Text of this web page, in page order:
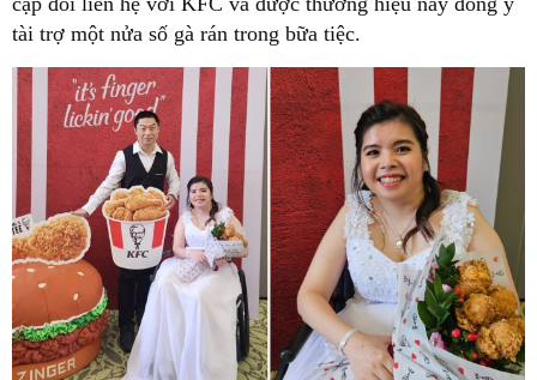
tài trợ một nửa số gà rán trong bữa tiệc.